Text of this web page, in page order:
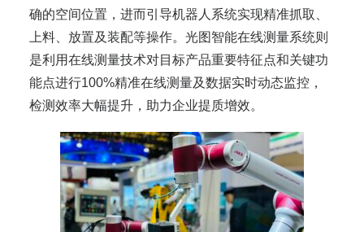
确的空间位置，进而引导机器人系统实现精准抓取、
上料、放置及装配等操作。光图智能在线测量系统则
是利用在线测量技术对目标产品重要特征点和关键功
能点进行100%精准在线测量及数据实时动态监控，
检测效率大幅提升，助力企业提质增效。